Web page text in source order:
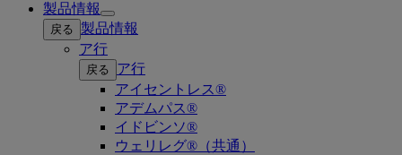
製品情報
Open
submenu
戻る 製品情報
ア行
戻る
ア行
アイセントレス®
アデムパス®
イドビンソ®
ウェリレグ®（共通）